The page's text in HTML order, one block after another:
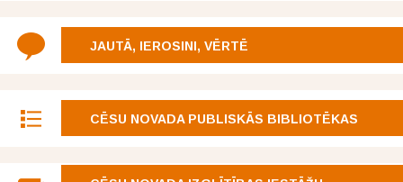
JAUTĀ, IEROSINI, VĒRTĒ
CĒSU NOVADA PUBLISKĀS BIBLIOTĒKAS